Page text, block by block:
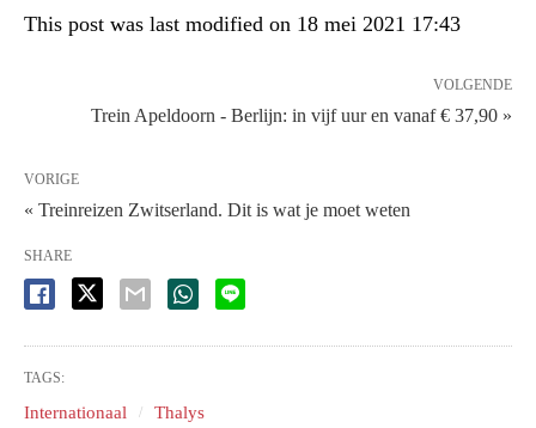
This post was last modified on 18 mei 2021 17:43
VOLGENDE
Trein Apeldoorn - Berlijn: in vijf uur en vanaf € 37,90 »
VORIGE
« Treinreizen Zwitserland. Dit is wat je moet weten
SHARE
TAGS:
Internationaal Thalys